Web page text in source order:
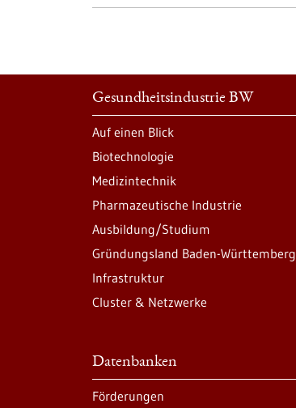
Gesundheitsindustrie BW
Auf einen Blick
Biotechnologie
Medizintechnik
Pharmazeutische Industrie
Ausbildung/Studium
Gründungsland Baden-Württemberg
Infrastruktur
Cluster & Netzwerke
Datenbanken
Förderungen